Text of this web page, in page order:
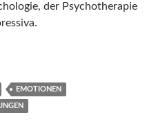
der Psychotherapie
ich lernte, damit zu leben
EMOTIONEN